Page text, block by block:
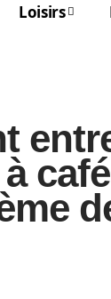
Loisirs